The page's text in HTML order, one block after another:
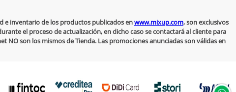
e inventario de los productos publicados enwww.mixup.com, son exclusivos
el proceso de actualización, en dicho caso se contactará al cliente para
NO son los mismos de Tienda. Las promociones anunciadas son válidas en